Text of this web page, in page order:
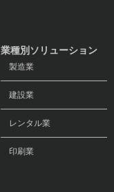
業種別ソリューション
製造業
建設業
レンタル業
印刷業